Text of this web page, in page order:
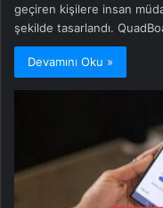
geçiren kişilere insan
şekilde tasarlandı.
Devamını Oku »